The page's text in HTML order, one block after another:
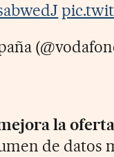
la
de datos